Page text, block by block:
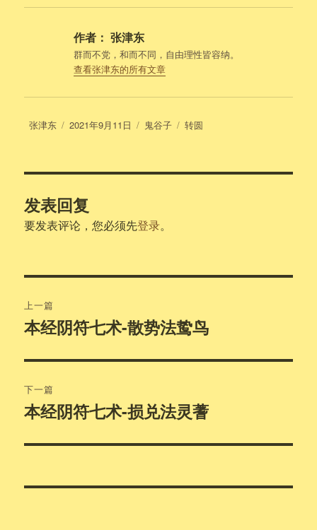
作者： 张津东
群而不党，和而不同，自由理性皆容纳。
查看张津东的所有文章
作
张津东
发
2021年9月11日
分
鬼谷子
标
转圆
发表回复
要发表评论，您必须先登录。
章
航
上一篇
上
文
章：
本经阴符七术-散势法鸷鸟
下一篇
下
文
本经阴符七术-损兑法灵蓍